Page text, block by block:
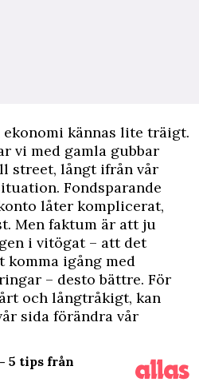
ekonomi kännas lite träigt.
vi med gamla gubbar
street, långt ifrån vår
Fondsparande
låter komplicerat,
Men faktum är att ju
i vitögat – att det
komma igång med
– desto bättre. För
och långtråkigt, kan
sida förändra vår
5 tips från